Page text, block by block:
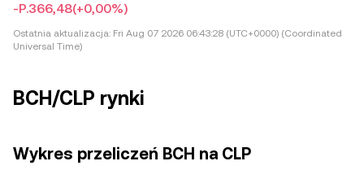
-P.366,48(+0,00%)
Ostatnia aktualizacja: Fri Aug 07 2026 06:43:28 (UTC+0000) (Coordinated
Universal Time)
BCH/CLP rynki
Wykres przeliczeń BCH na CLP